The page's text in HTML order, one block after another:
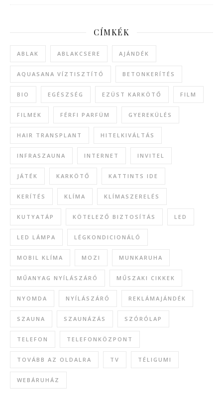
CÍMKÉK
ABLAK ABLAKCSERE AJÁNDÉK
AQUASANA VÍZTISZTÍTÓ BETONKERÍTÉS
BIO EGÉSZSÉG EZÜST KARKÖTŐ FILM
FILMEK FÉRFI PARFÜM GYEREKÜLÉS
HAIR TRANSPLANT HITELKIVÁLTÁS
INFRASZAUNA INTERNET INVITEL
JÁTÉK KARKÖTŐ KATTINTS IDE
KERÍTÉS KLÍMA KLÍMASZERELÉS
KUTYATÁP KÖTELEZŐ BIZTOSÍTÁS LED
LED LÁMPA LÉGKONDICIONÁLÓ
MOBIL KLÍMA MOZI MUNKARUHA
MŰANYAG NYÍLÁSZÁRÓ MŰSZAKI CIKKEK
NYOMDA NYÍLÁSZÁRÓ REKLÁMAJÁNDÉK
SZAUNA SZAUNÁZÁS SZÓRÓLAP
TELEFON TELEFONKÖZPONT
TOVÁBB AZ OLDALRA TV TÉLIGUMI
WEBÁRUHÁZ